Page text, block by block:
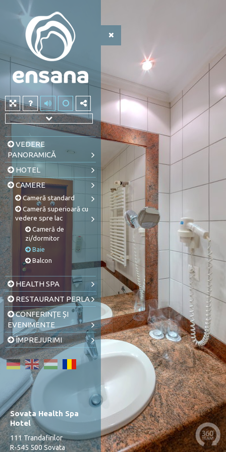
VEDERE
PANORAMICĂ
HOTEL
CAMERE
Cameră standard
Cameră superioară cu
vedere spre lac
Cameră de
zi/dormitor
Baie
Balcon
HEALTH SPA
RESTAURANT PERLA
CONFERINŢE ŞI
EVENIMENTE
ÎMPREJURIMI
Sovata Health Spa
Hotel
111 Trandafirilor
R-545 500 Sovata